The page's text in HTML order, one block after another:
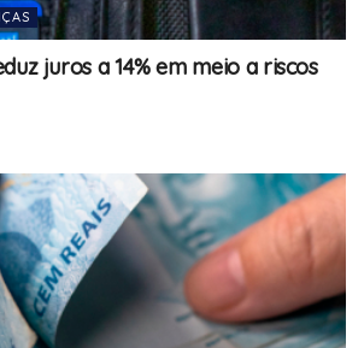
juros a 14% em meio a riscos